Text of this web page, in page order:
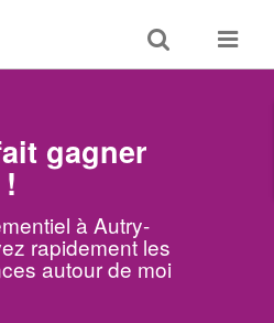
Toggle
search
Toggle
gagner
à Autry-
rapidement les
autour de moi